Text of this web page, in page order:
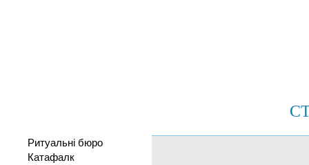
Ритуальні бюро
Катафалк